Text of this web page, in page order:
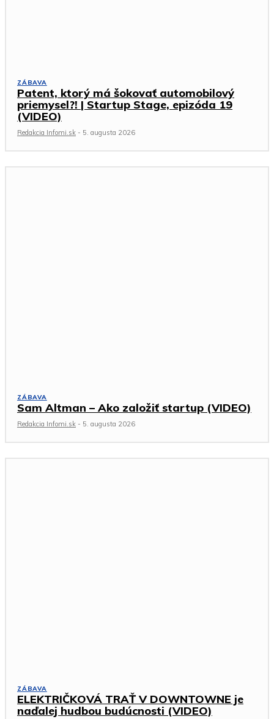
ZÁBAVA
Patent, ktorý má šokovať automobilový
priemysel?! | Startup Stage, epizóda 19
(VIDEO)
Redakcia Infomi.sk - 5. augusta 2026
ZÁBAVA
Sam Altman – Ako založiť startup (VIDEO)
Redakcia Infomi.sk - 5. augusta 2026
ZÁBAVA
ELEKTRIČKOVÁ TRAŤ V DOWNTOWNE je
naďalej hudbou budúcnosti (VIDEO)